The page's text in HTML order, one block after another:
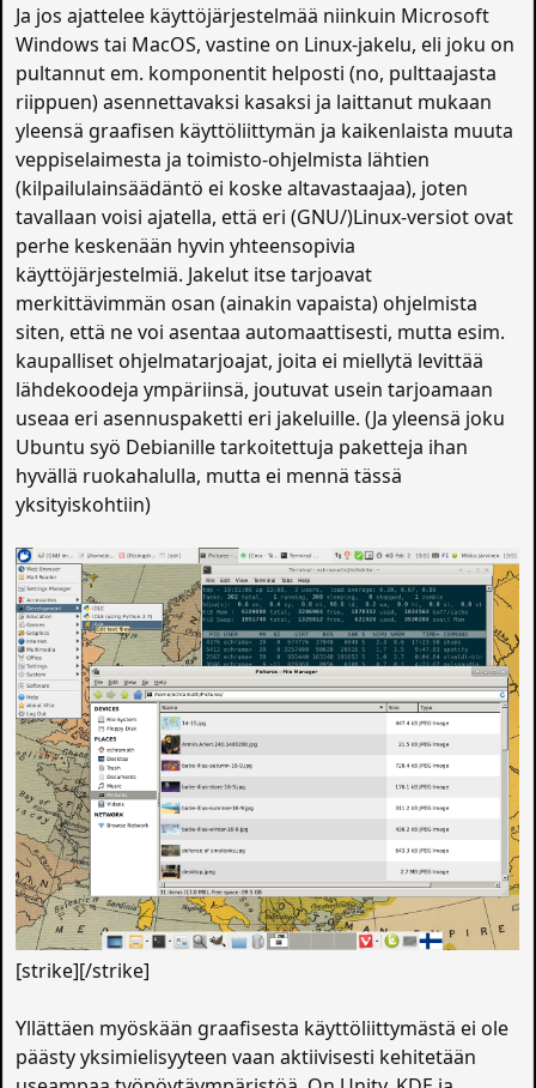
Ja jos ajattelee käyttöjärjestelmää niinkuin Microsoft
Windows tai MacOS, vastine on Linux-jakelu, eli joku on
pultannut em. komponentit helposti (no, pulttaajasta
riippuen) asennettavaksi kasaksi ja laittanut mukaan
yleensä graafisen käyttöliittymän ja kaikenlaista muuta
veppiselaimesta ja toimisto-ohjelmista lähtien
(kilpailulainsäädäntö ei koske altavastaajaa), joten
tavallaan voisi ajatella, että eri (GNU/)Linux-versiot ovat
perhe keskenään hyvin yhteensopivia
käyttöjärjestelmiä. Jakelut itse tarjoavat
merkittävimmän osan (ainakin vapaista) ohjelmista
siten, että ne voi asentaa automaattisesti, mutta esim.
kaupalliset ohjelmatarjoajat, joita ei miellytä levittää
lähdekoodeja ympäriinsä, joutuvat usein tarjoamaan
useaa eri asennuspaketti eri jakeluille. (Ja yleensä joku
Ubuntu syö Debianille tarkoitettuja paketteja ihan
hyvällä ruokahalulla, mutta ei mennä tässä
yksityiskohtiin)
[strike][/strike]
Yllättäen myöskään graafisesta käyttöliittymästä ei ole
päästy yksimielisyyteen vaan aktiivisesti kehitetään